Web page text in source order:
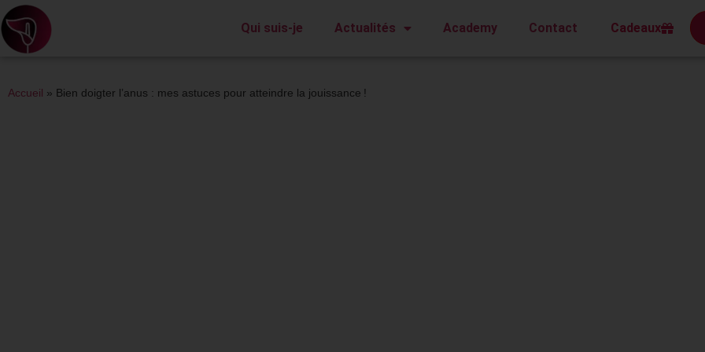
Qui suis-je Actualités Academy Contact Cadeaux
Accueil » Bien doigter l’anus : mes astuces pour atteindre la jouissance !